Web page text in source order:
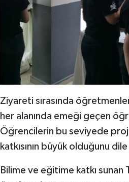
Ziyareti sırasında
her alanında emeği geçen
Öğrencilerin bu seviyede
katkısının büyük olduğunu
Bilime ve eğitime katkı sunan